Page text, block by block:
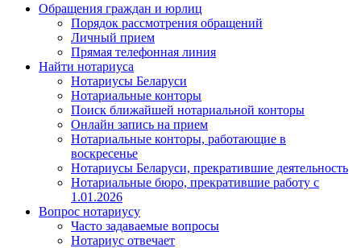
Обращения граждан и юрлиц
Порядок рассмотрения обращений
Личный прием
Прямая телефонная линия
Найти нотариуса
Нотариусы Беларуси
Нотариальные конторы
Поиск ближайшей нотариальной конторы
Онлайн запись на прием
Нотариальные конторы, работающие в
воскресенье
Нотариусы Беларуси, прекратившие деятельность
Нотариальные бюро, прекратившие работу с
1.01.2026
Вопрос нотариусу
Часто задаваемые вопросы
Нотариус отвечает